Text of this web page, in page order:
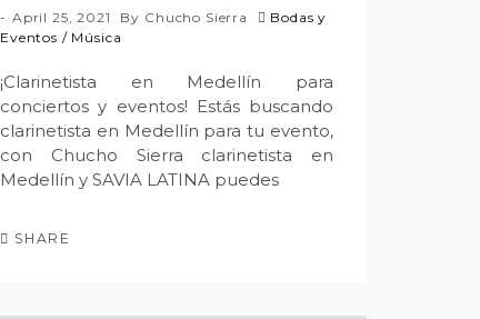
April 25, 2021 By Chucho Sierra
Bodas y
Eventos / Música
¡Clarinetista en Medellín para
conciertos y eventos! Estás buscando
clarinetista en Medellín para tu evento,
con Chucho Sierra clarinetista en
Medellín y SAVIA LATINA puedes
SHARE